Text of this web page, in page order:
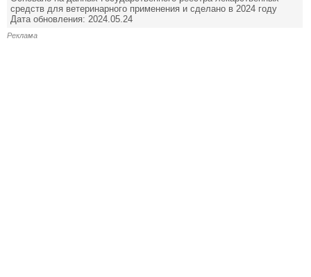
средств для ветеринарного применения и сделано в 2024 году
Дата обновления: 2024.05.24
Реклама